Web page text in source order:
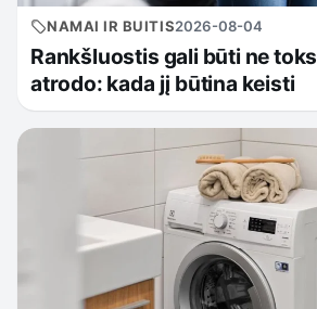
NAMAI IR BUITIS2026-08-04
Rankšluostis gali būti ne
atrodo: kada jį būtina keisti